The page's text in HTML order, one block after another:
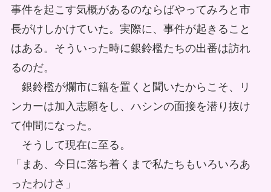
事件を起こす気概があるのならばやってみろと市
長がけしかけていた。実際に、事件が起きること
はある。そういった時に銀鈴檻たちの出番は訪れ
るのだ。
銀鈴檻が爛市に籍を置くと聞いたからこそ、リ
ンカーは加入志願をし、ハシンの面接を潜り抜け
て仲間になった。
そうして現在に至る。
「まあ、今日に落ち着くまで私たちもいろいろあ
ったわけさ」